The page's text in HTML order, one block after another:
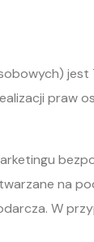
jest
praw
na
W